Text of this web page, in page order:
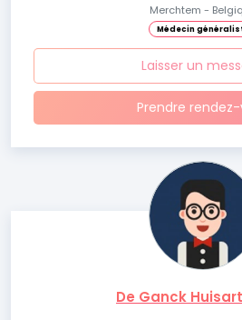
Merchtem -
Médecin
Laisser un
Prendre
De Ganck